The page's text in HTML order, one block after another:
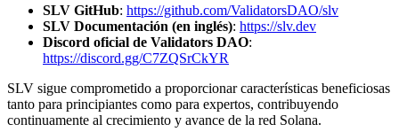
SLV GitHub: https://github.com/ValidatorsDAO/slv
SLV Documentación (en inglés): https://slv.dev
Discord oficial de Validators DAO:
https://discord.gg/C7ZQSrCkYR
SLV sigue comprometido a proporcionar características beneficiosas
tanto para principiantes como para expertos, contribuyendo
continuamente al crecimiento y avance de la red Solana.